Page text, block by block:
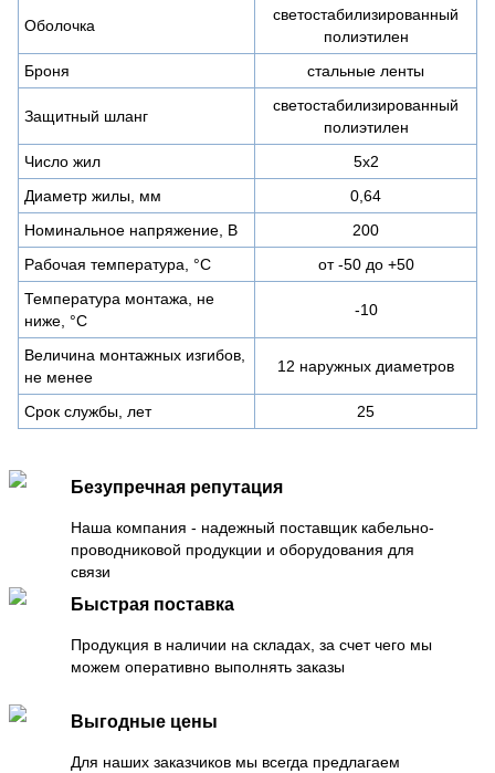
Оболочка
светостабилизированный
полиэтилен
Броня
стальные ленты
Защитный шланг
светостабилизированный
полиэтилен
Число жил
5х2
Диаметр жилы, мм
0,64
Номинальное напряжение, В
200
Рабочая температура, °С
от -50 до +50
Температура монтажа, не
ниже, °С
-10
Величина монтажных изгибов,
не менее
12 наружных диаметров
Срок службы, лет 25
Безупречная репутация
Наша компания - надежный поставщик кабельно-
проводниковой продукции и оборудования для
связи
Быстрая поставка
Продукция в наличии на складах, за счет чего мы
можем оперативно выполнять заказы
Выгодные цены
Для наших заказчиков мы всегда предлагаем